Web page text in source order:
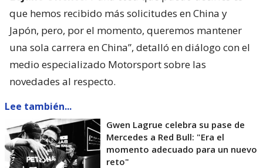
que hemos recibido más solicitudes en China y
Japón, pero, por el momento, queremos mantener
una sola carrera en China”, detalló en diálogo con el
medio especializado Motorsport sobre las
novedades al respecto.
Lee también...
Gwen Lagrue celebra su pase de
Mercedes a Red Bull: "Era el
momento adecuado para un nuevo
reto"